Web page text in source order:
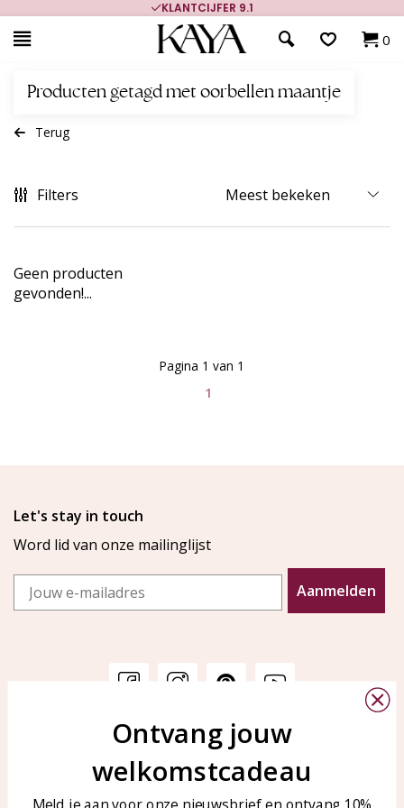
KLANTCIJFER 9.1
0
Producten getagd met oorbellen maantje
Terug
Filters
Geen producten
gevonden!...
1
Pagina 1 van 1
Let's stay in touch
Word lid van onze mailinglijst
Email
Aanmelden
Veelgestelde vragen
Sieraden onderhouden
KAYA Sieraden
Bellen of WhatsApp Ma-Vr
tussen 09:00-17:00
Ontvang jouw
welkomstcadeau
Meld je aan voor onze nieuwsbrief en ontvang 10%